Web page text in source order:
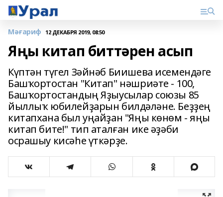
Мәғариф 12 ДЕКАБРЯ 2019, 08:50
Яңы китап биттәрен асып
Күптән түгел Зәйнәб Биишева исемендәге
Башҡортостан "Китап" нәшриәте - 100,
Башҡортостандың Яҙыусылар союзы 85
йыллыҡ юбилейҙарын билдәләне. Беҙҙең
китапхана был уңайҙан "Яңы көнөм - яңы
китап бите!" тип аталған ике әҙәби
осрашыу кисәһе үткәрҙе.